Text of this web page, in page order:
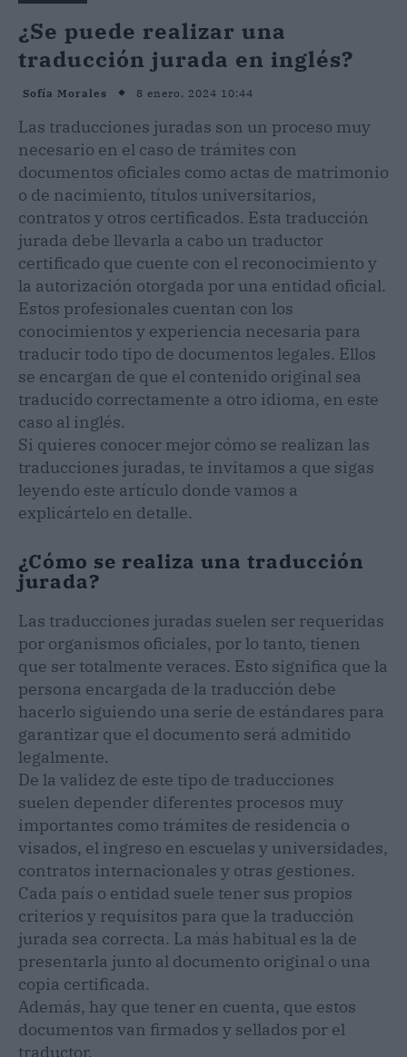
¿Se puede realizar una
traducción jurada en inglés?
Sofía Morales 8 enero, 2024 10:44
Las traducciones juradas son un proceso muy
necesario en el caso de trámites con
documentos oficiales como actas de matrimonio
o de nacimiento, títulos universitarios,
contratos y otros certificados. Esta traducción
jurada debe llevarla a cabo un traductor
certificado que cuente con el reconocimiento y
la autorización otorgada por una entidad oficial.
Estos profesionales cuentan con los
conocimientos y experiencia necesaria para
traducir todo tipo de documentos legales. Ellos
se encargan de que el contenido original sea
traducido correctamente a otro idioma, en este
caso al inglés.
Si quieres conocer mejor cómo se realizan las
traducciones juradas, te invitamos a que sigas
leyendo este artículo donde vamos a
explicártelo en detalle.
¿Cómo se realiza una traducción
jurada?
Las traducciones juradas suelen ser requeridas
por organismos oficiales, por lo tanto, tienen
que ser totalmente veraces. Esto significa que la
persona encargada de la traducción debe
hacerlo siguiendo una serie de estándares para
garantizar que el documento será admitido
legalmente.
De la validez de este tipo de traducciones
suelen depender diferentes procesos muy
importantes como trámites de residencia o
visados, el ingreso en escuelas y universidades,
contratos internacionales y otras gestiones.
Cada país o entidad suele tener sus propios
criterios y requisitos para que la traducción
jurada sea correcta. La más habitual es la de
presentarla junto al documento original o una
copia certificada.
Además, hay que tener en cuenta, que estos
documentos van firmados y sellados por el
traductor.